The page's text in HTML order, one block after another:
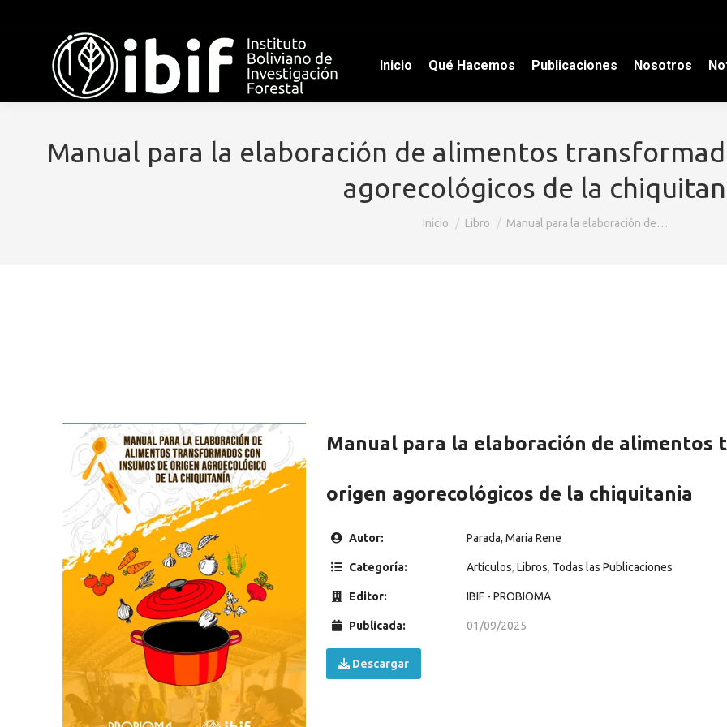
Inicio Qué Hacemos Publicaciones Nosotros
Manual para la elaboración de alimentos
agorecológicos de la
Estás aquí:
Inicio Libro Manual para la elaboración de…
Manual para la elaboración de alimentos
origen agorecológicos de la chiquitania
Autor: Parada, Maria Rene
Categoría: Artículos, Libros, Todas las Publicaciones
Editor: IBIF - PROBIOMA
Publicada: 01/09/2025
Descargar